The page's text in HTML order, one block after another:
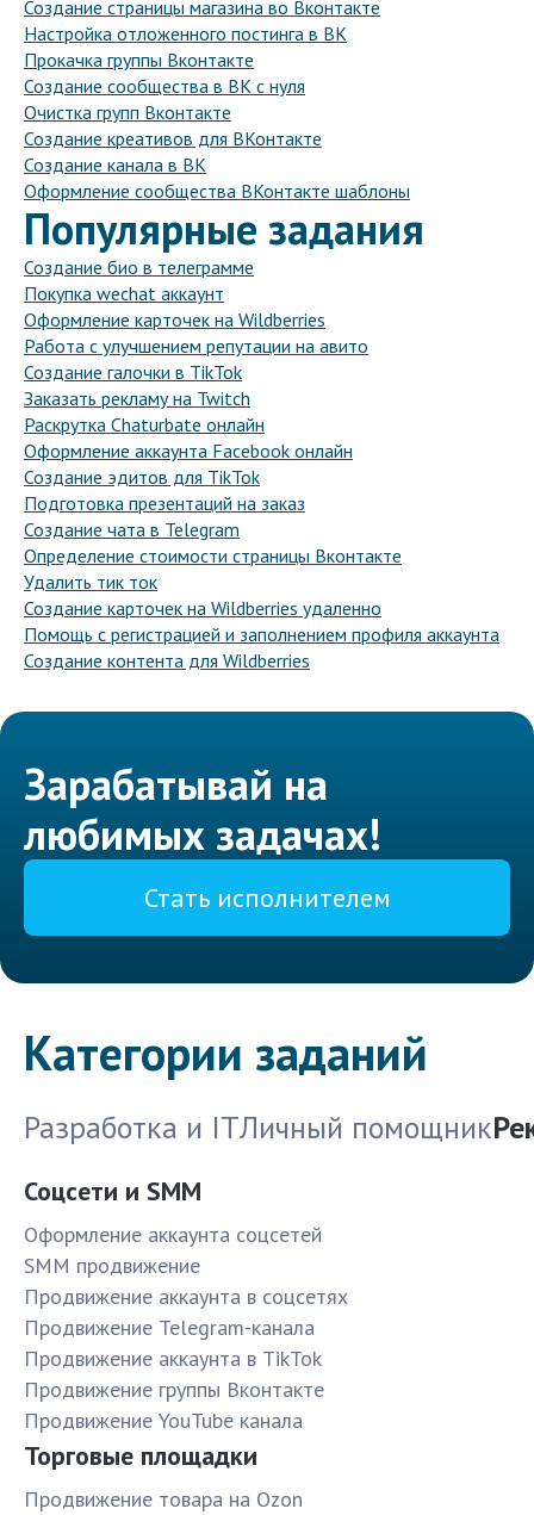
Создание страницы магазина во Вконтакте
Настройка отложенного постинга в ВК
Прокачка группы Вконтакте
Создание сообщества в ВК с нуля
Очистка групп Вконтакте
Создание креативов для ВКонтакте
Создание канала в ВК
Оформление сообщества ВКонтакте шаблоны
Популярные задания
Создание био в телеграмме
Покупка wechat аккаунт
Оформление карточек на Wildberries
Работа с улучшением репутации на авито
Создание галочки в TikTok
Заказать рекламу на Twitch
Раскрутка Chaturbate онлайн
Оформление аккаунта Facebook онлайн
Создание эдитов для TikTok
Подготовка презентаций на заказ
Создание чата в Telegram
Определение стоимости страницы Вконтакте
Удалить тик ток
Создание карточек на Wildberries удаленно
Помощь с регистрацией и заполнением профиля аккаунта
Создание контента для Wildberries
Зарабатывай на
любимых задачах!
Стать исполнителем
Категории заданий
Разработка и ITЛичный помощник
Соцсети и SMM
Оформление аккаунта соцсетей
SMM продвижение
Продвижение аккаунта в соцсетях
Продвижение Telegram-канала
Продвижение аккаунта в TikTok
Продвижение группы Вконтакте
Продвижение YouTube канала
Торговые площадки
Продвижение товара на Ozon